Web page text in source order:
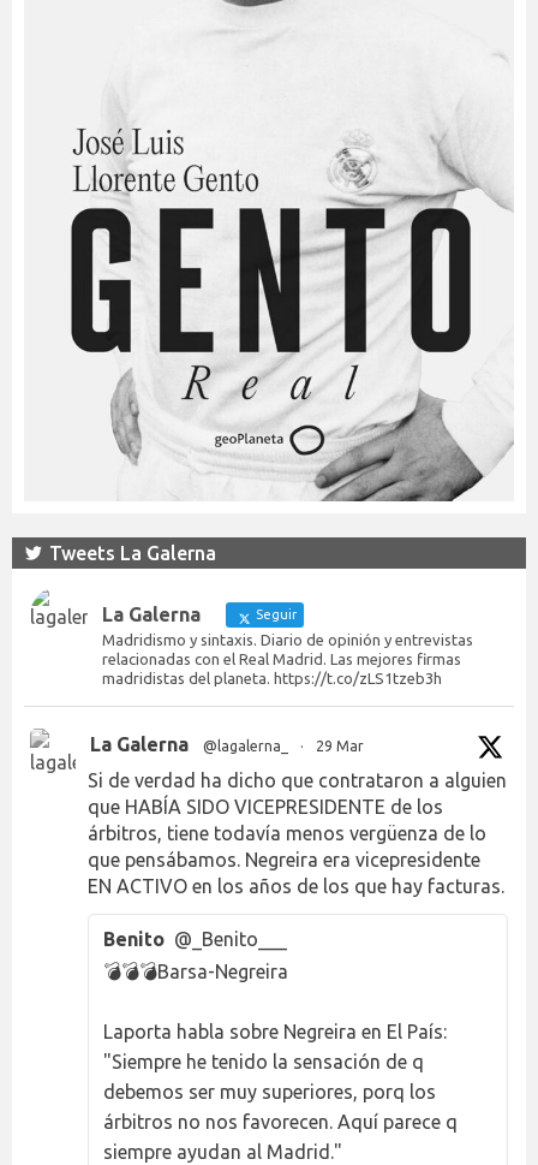
Tweets La Galerna
La Galerna Seguir
Madridismo y sintaxis. Diario de opinión y entrevistas
relacionadas con el Real Madrid. Las mejores firmas
madridistas del planeta. https://t.co/zLS1tzeb3h
La Galerna @lagalerna_ · 29 Mar
Si de verdad ha dicho que contrataron a alguien
que HABÍA SIDO VICEPRESIDENTE de los
árbitros, tiene todavía menos vergüenza de lo
que pensábamos. Negreira era vicepresidente
EN ACTIVO en los años de los que hay facturas.
Benito @_Benito___
💣💣💣Barsa-Negreira
Laporta habla sobre Negreira en El País:
"Siempre he tenido la sensación de q
debemos ser muy superiores, porq los
árbitros no nos favorecen. Aquí parece q
siempre ayudan al Madrid."